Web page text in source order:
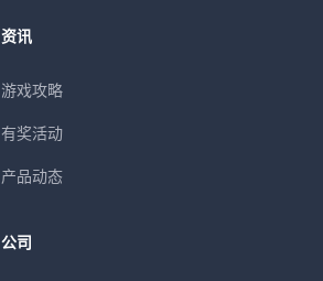
资讯
游戏攻略
有奖活动
产品动态
公司